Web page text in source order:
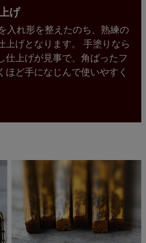
げ
入れ形を整えたのち、熟練の
上げとなります。 手塗りなら
仕上げが見事で、角ばったフ
ほど手になじんで使いやすく